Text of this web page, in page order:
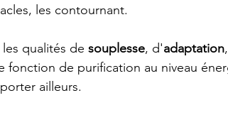
les contournant.
qualités de souplesse, d'adaptation
fonction de purification au niveau
ailleurs.